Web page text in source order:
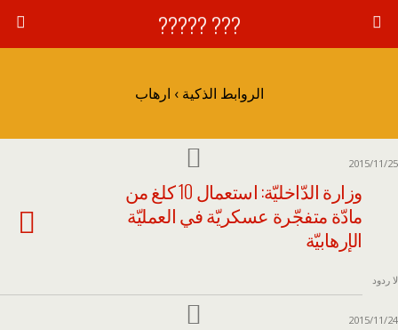
??? ?????
الروابط الذكية › ارهاب
2015/11/25
وزارة الدّاخليّة: استعمال 10 كلغ من
مادّة متفجّرة عسكريّة في العمليّة
الإرهابيّة
لا ردود
2015/11/24